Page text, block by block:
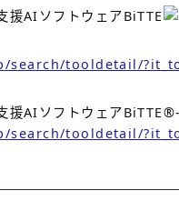
援AIソフトウェアBiTTE
tooldetail/
援AIソフトウェア
tooldetail/